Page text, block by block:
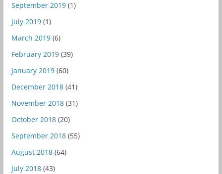
September 2019(1)
July 2019(1)
March 2019(6)
February 2019(39)
January 2019(60)
December 2018(41)
November 2018(31)
October 2018(20)
September 2018(55)
August 2018(64)
July 2018(43)